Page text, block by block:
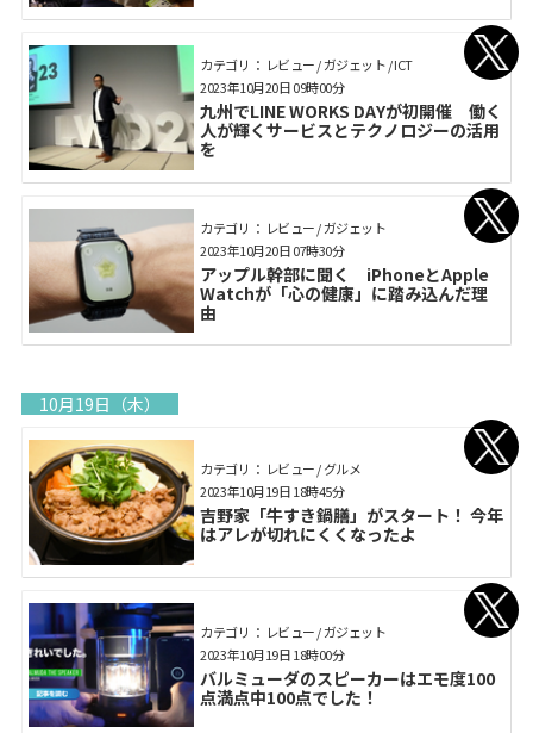
カテゴリ： レビュー / ガジェット / ICT
九州でLINE WORKS DAYが初開催 働く
人が輝くサービスとテクノロジーの活用
を
2023年10月20日 09時00分
カテゴリ： レビュー / ガジェット
アップル幹部に聞く iPhoneとApple
Watchが「心の健康」に踏み込んだ理
由
2023年10月20日 07時30分
10月19日（木）
カテゴリ： レビュー / グルメ
吉野家「牛すき鍋膳」がスタート！ 今年
はアレが切れにくくなったよ
2023年10月19日 18時45分
カテゴリ： レビュー / ガジェット
バルミューダのスピーカーはエモ度100
点満点中100点でした！
2023年10月19日 18時00分